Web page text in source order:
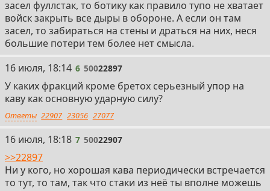
засел фуллстак, то ботику как правило тупо не хватает
войск закрыть все дыры в обороне. А если он там
засел, то забираться на стены и драться на них, неся
большие потери тем более нет смысла.
6
16 июля, 18:14 6 50022897
У каких фракций кроме бретох серьезный упор на
каву как основную ударную силу?
Ответы 22907 23056 27077
7
16 июля, 18:18 7 50022907
>>22897
Ни у кого, но хорошая кава периодически встречается
то тут, то там, так что стаки из неё ты вполне можешь